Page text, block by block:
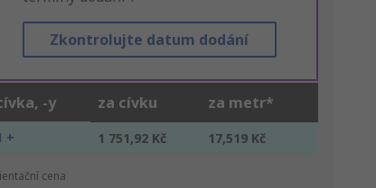
Zkontrolujte datum dodání
-y za cívku za metr*
+ 1 751,92 Kč 17,519 Kč
cena